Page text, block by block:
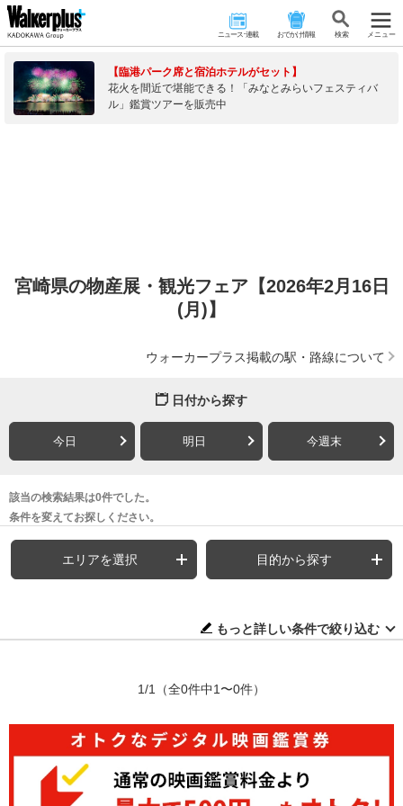
ニュース･連載 おでかけ情報 検 索 メニュー
【臨港パーク席と宿泊ホテルがセット】
花火を間近で堪能できる！「みなとみらいフェスティバ
ル」鑑賞ツアーを販売中
宮崎県の物産展・観光フェア【2026年2月16日
(月)】
ウォーカープラス掲載の駅・路線について
日付から探す
今日 明日 今週末
該当の検索結果は0件でした。
条件を変えてお探しください。
エリアを選択 目的から探す
もっと詳しい条件で絞り込む
1/1 （全0件中1〜0件）